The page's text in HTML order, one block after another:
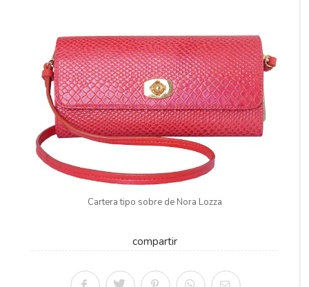
Cartera tipo sobre de Nora Lozza
compartir